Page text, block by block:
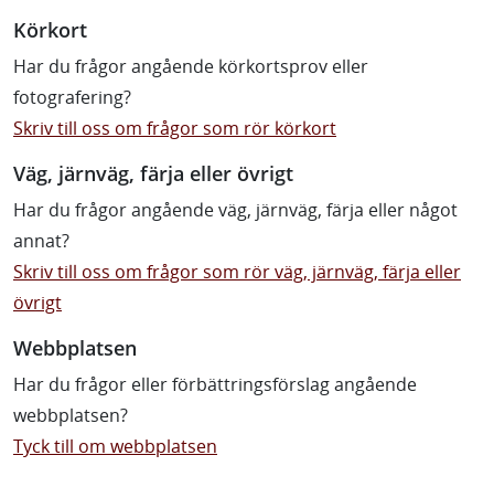
Körkort
Har du frågor angående körkortsprov eller
fotografering?
Skriv till oss om frågor som rör körkort
Väg, järnväg, färja eller övrigt
Har du frågor angående väg, järnväg, färja eller något
annat?
Skriv till oss om frågor som rör väg, järnväg, färja eller
övrigt
Webbplatsen
Har du frågor eller förbättringsförslag angående
webbplatsen?
Tyck till om webbplatsen